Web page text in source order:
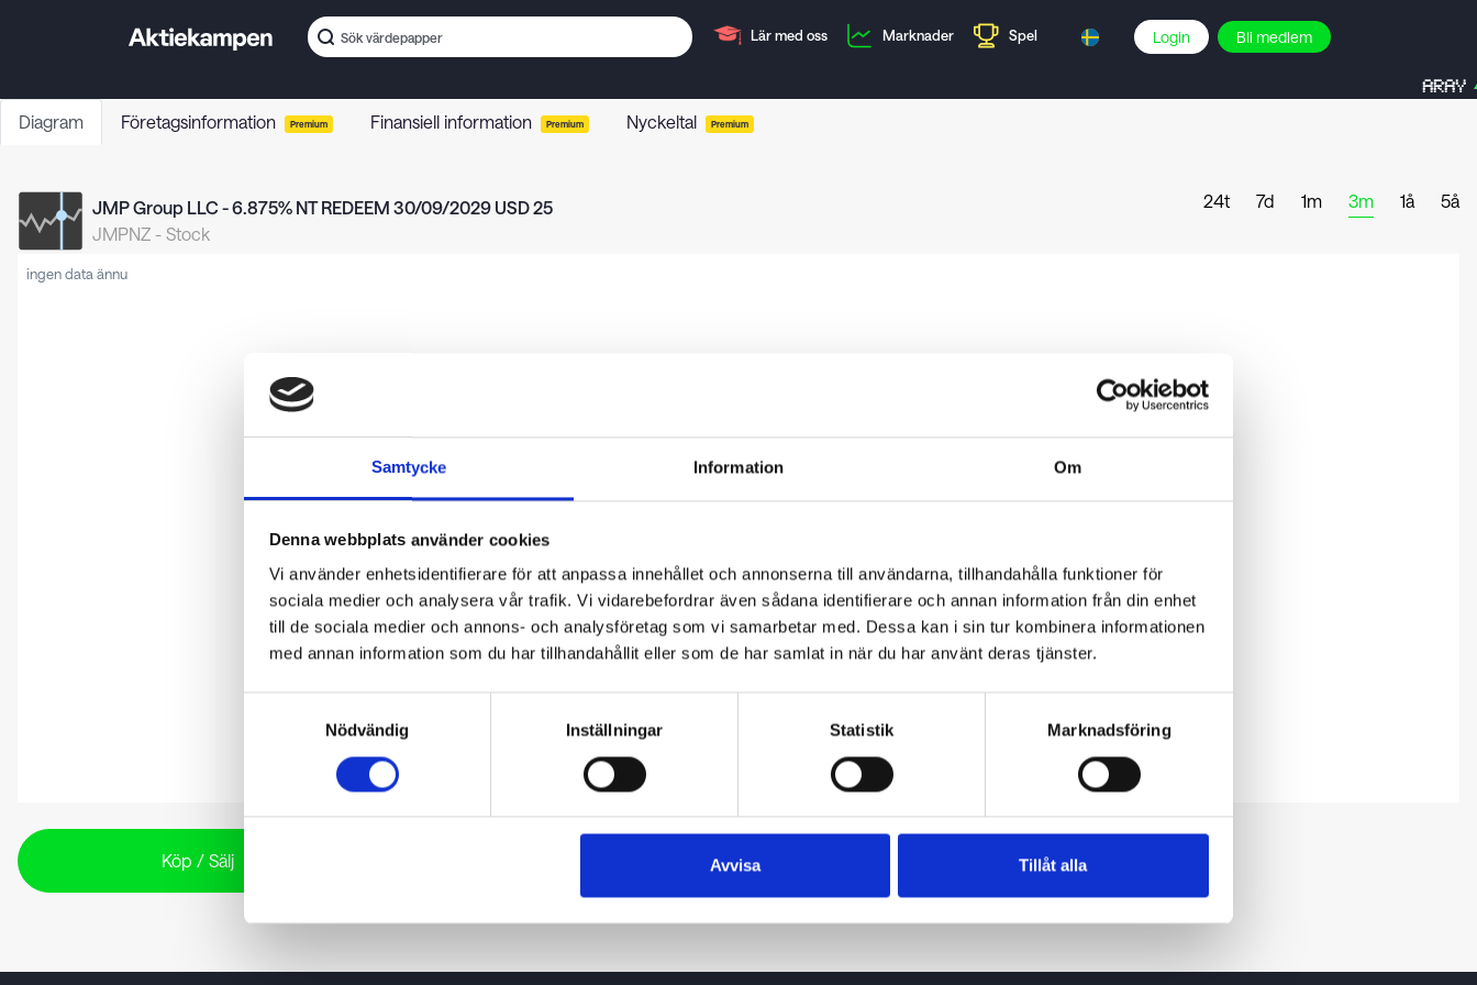
Samtycke Information Om
Denna webbplats använder cookies
Vi använder enhetsidentifierare för att anpassa innehållet och annonserna till användarna, tillhandahålla funktioner för
sociala medier och analysera vår trafik. Vi vidarebefordrar även sådana identifierare och annan information från din enhet
till de sociala medier och annons- och analysföretag som vi samarbetar med. Dessa kan i sin tur kombinera informationen
med annan information som du har tillhandahållit eller som de har samlat in när du har använt deras tjänster.
Nödvändig
Inställningar Statistik Marknadsföring
Avvisa Tillåt alla
Lär med oss Marknader Spel Login Bli medlem
ARAY
Diagram Företagsinformation Premium Finansiell information Premium Nyckeltal Premium
JMP Group LLC - 6.875% NT REDEEM 30/09/2029 USD 25
JMPNZ - Stock
24t 7d 1m 3m 1å 5å
ingen data ännu
Köp / Sälj